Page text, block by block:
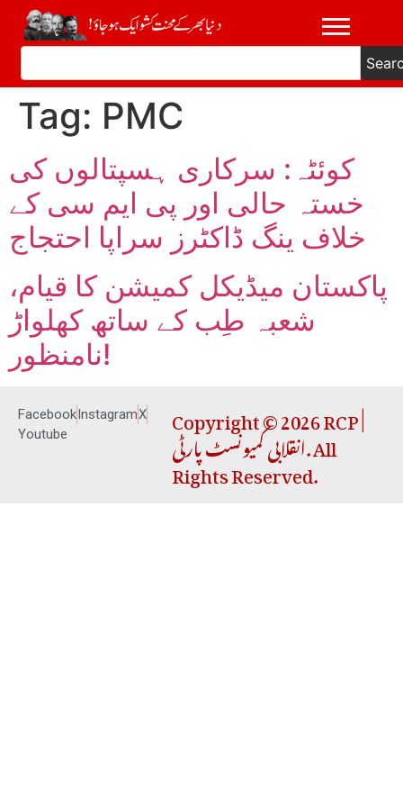
Tag: PMC
کوئٹہ: سرکاری ہسپتالوں کی
خستہ حالی اور پی ایم سی کے
خلاف ینگ ڈاکٹرز سراپا احتجاج
پاکستان میڈیکل کمیشن کا قیام،
شعبہ طِب کے ساتھ کھلواڑ
نامنظور!
FacebookInstagramX
Youtube
Copyright © 2026 RCP |
انقلابی کمیونسٹ پارٹی. All
Rights Reserved.